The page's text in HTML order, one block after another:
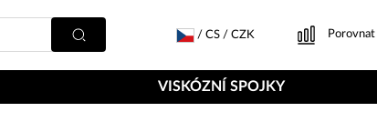
/ CS / CZK Porovnat
VISKÓZNÍ SPOJKY